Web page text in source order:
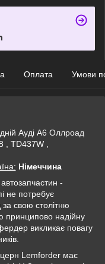
Оплата Умови
Ауді А6 Оллроад
TD437W ,
Німеччина
-
не потребує
за свою столітню
принципово надійну
викликає повагу
Lemforder має